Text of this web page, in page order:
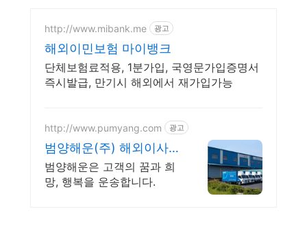
http://www.mibank.me 광고
해외이민보험 마이뱅크
단체보험료적용, 1분가입, 국영문가입증명서
즉시발급, 만기시 해외에서 재가입가능
http://www.pumyang.com 광고
범양해운(주) 해외이사
국제운송의 해결사
범양해운은 고객의 꿈과 희
망, 행복을 운송합니다.